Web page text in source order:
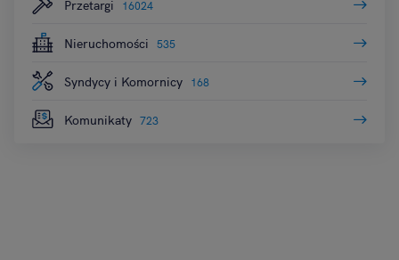
Przetargi 16024
Nieruchomości 535
Syndycy i Komornicy 168
Komunikaty 723